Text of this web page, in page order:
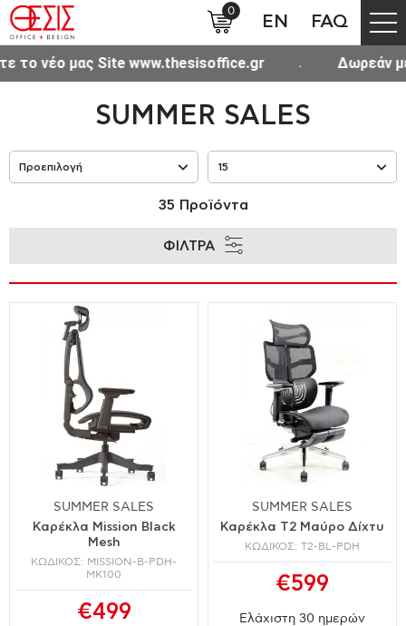
μας Site www.thesisoffice.gr Δωρεάν
SUMMER SALES
35 Προϊόντα
ΦΙΛΤΡΑ
SUMMER SALES
Καρέκλα Mission Black
Mesh
ΚΩΔΙΚΟΣ: MISSION-B-PDH-
MK100
€499
SUMMER SALES
Καρέκλα T2 Μαύρο Δίχτυ
ΚΩΔΙΚΟΣ: T2-BL-PDH
€599
Ελάχιστη 30 ημερών
0
EN FAQ